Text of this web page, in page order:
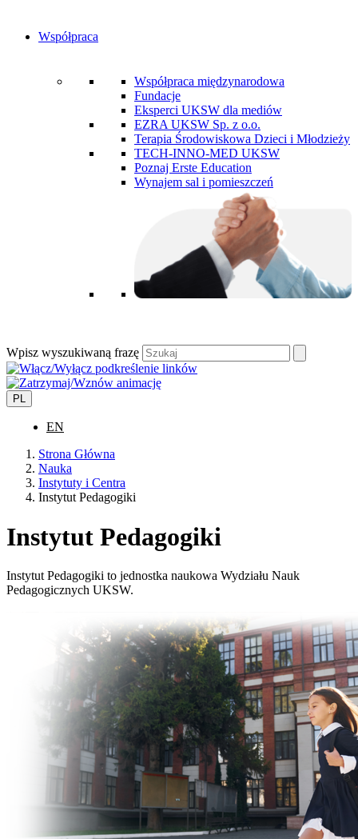
Współpraca
Współpraca międzynarodowa
Fundacje
Eksperci UKSW dla mediów
EZRA UKSW Sp. z o.o.
Terapia Środowiskowa Dzieci i Młodzieży
TECH-INNO-MED UKSW
Poznaj Erste Education
Wynajem sal i pomieszczeń
Wpisz wyszukiwaną frazę
PL
EN
Strona Główna
Nauka
Instytuty i Centra
Instytut Pedagogiki
Instytut Pedagogiki
Instytut Pedagogiki to jednostka naukowa Wydziału Nauk
Pedagogicznych UKSW.